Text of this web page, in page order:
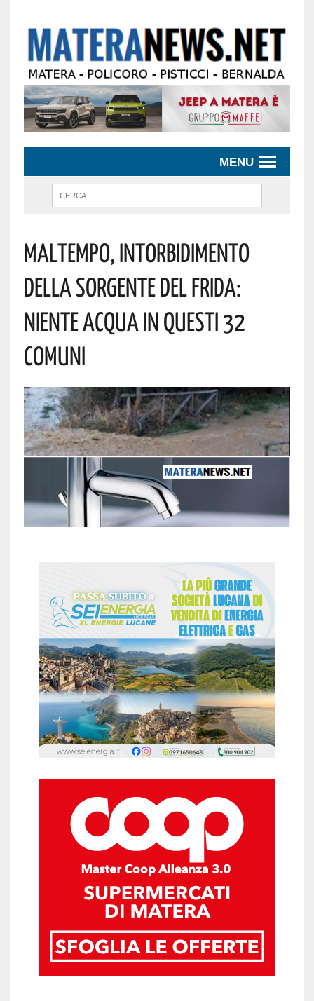
MENU
Maltempo, Intorbidimento
Della Sorgente Del Frida:
Niente Acqua In Questi 32
Comuni